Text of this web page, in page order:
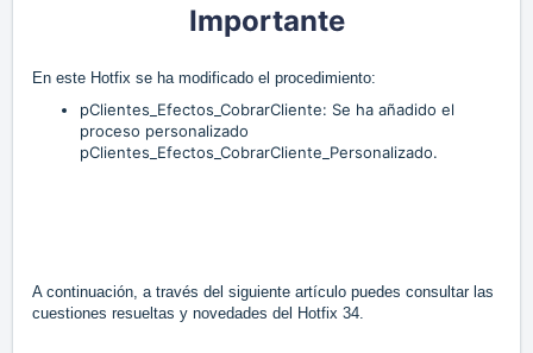
Importante
En este Hotfix se ha modificado el procedimiento:
pClientes_Efectos_CobrarCliente: Se ha añadido el
proceso personalizado
pClientes_Efectos_CobrarCliente_Personalizado.
A continuación, a través del siguiente artículo puedes consultar las
cuestiones resueltas y novedades del Hotfix 34.